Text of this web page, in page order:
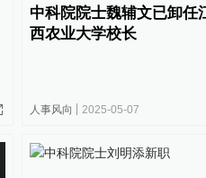
中科院院士魏辅文已卸任
西农业大学校长
人事风向 2025-05-07